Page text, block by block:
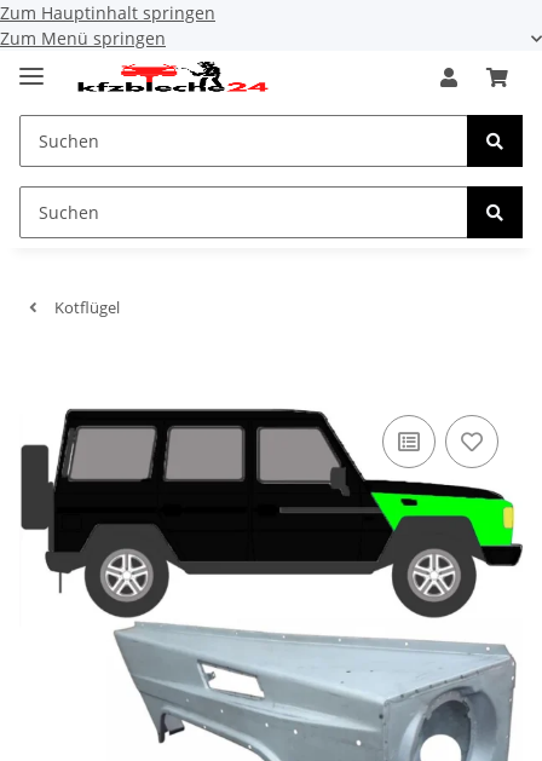
Zum Hauptinhalt springen
Zum Menü springen
Kotflügel